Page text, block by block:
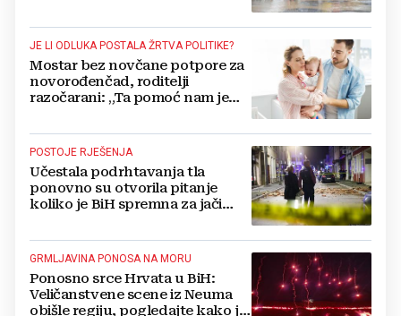
JE LI ODLUKA POSTALA ŽRTVA POLITIKE?
Mostar bez novčane potpore za
novorođenčad, roditelji
razočarani: „Ta pomoć nam je
POSTOJE RJEŠENJA
Učestala podrhtavanja tla
ponovno su otvorila pitanje
koliko je BiH spremna za jači
GRMLJAVINA PONOSA NA MORU
Ponosno srce Hrvata u BiH:
Veličanstvene scene iz Neuma
obišle regiju, pogledajte kako je